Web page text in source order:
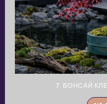
7. БОНСАЙ